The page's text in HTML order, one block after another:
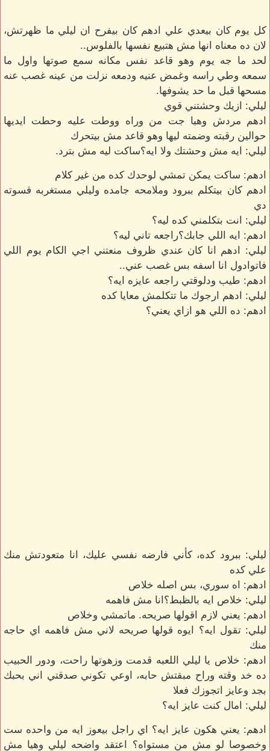
كل يوم كان بيعدي علي ادهم كان بيفرح ان ليلي ما ظهرتش،
لان ده معناه انها مش هتبيع نفسها بالفلوس..
لحد ما جه يوم وهو قاعد نفس مكانه سمع صوتها واول ما
سمعه وطي راسه وغمض عنيه ودمعه نزلت من عينه غصب عنه
مسحها قبل ما حد يشوفها.
ليلي: ازيك وحشتني قوي
ادهم مردش وهيا جت من وراه ووطت عليه وحطت ايديها
حوالين رقبته وضمته ليها وهو قاعد مش بيتحرك
ليلي: ايه مش وحشتك ولا ايه؟ساكت ليه مش بترد.
ادهم: ساكت يمكن تمشي لوحدك كده من غير كلام
ادهم كان بيتكلم ببرود وملامحه جامده وليلي مستغربه قسوته
دي
ليلي: انت بتكلمني كده ليه؟
ادهم: ايه اللي جابك؟راجعه تاني ليه؟
ليلي: ادهم انا كان عندي ظروف منعتني اجي الكام يوم اللي
فاتوادول انا اسفه بس غصب عني..
ادهم: طيب ودلوقتي راجعه عايزه ايه؟
ليلي: ادهم ارجوك ما تتكلمش معايا كده
ادهم: ده اللي هو ازاي يعني؟
ليلي: ببرود كده، كأني فارضه نفسي عليك، انا متعودتش منك
علي كده
ادهم: اه سوري، بس اصله خلاص
ليلي: خلاص ايه بالظبط؟انا مش فاهمه
ادهم: يعني لازم اقولها صريحه. ماتمشي وخلاص
ليلي: تقول ايه؟ ايوه قولها صريحه لاني مش فاهمه اي حاجه
منك
ادهم: خلاص يا ليلي اللعبه قدمت وزهوتها راحت، ودور الحبيب
ده خد وقته وراح مبقتش حابه، اوعي تكوني صدقتي اني بحبك
بجد وعايز اتجوزك فعلا
ليلي: امال كنت عايز ايه؟
ادهم: يعني هكون عايز ايه؟ اي راجل بيعوز ايه من واحده ست
وخصوصا لو مش من مستواه؟ اعتقد واضحه ليلي وهيا مش